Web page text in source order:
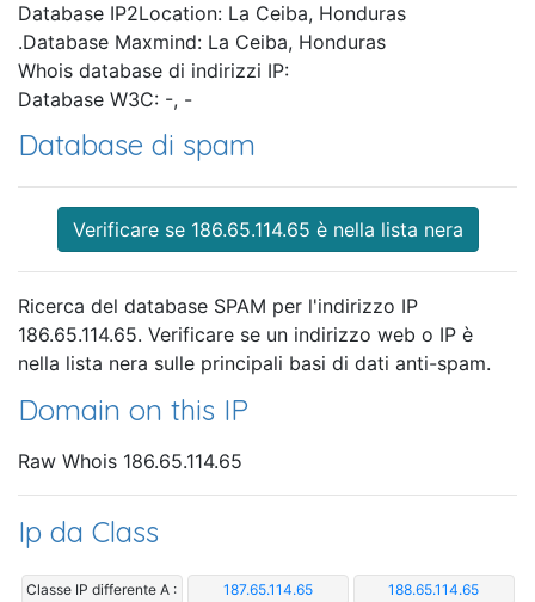
Database IP2Location: La Ceiba, Honduras
.Database Maxmind: La Ceiba, Honduras
Whois database di indirizzi IP:
Database W3C: -, -
Database di spam
Verificare se 186.65.114.65 è nella lista nera
Ricerca del database SPAM per l'indirizzo IP
186.65.114.65. Verificare se un indirizzo web o IP è
nella lista nera sulle principali basi di dati anti-spam.
Domain on this IP
Raw Whois 186.65.114.65
Ip da Class
Classe IP differente A : 187.65.114.65 188.65.114.65